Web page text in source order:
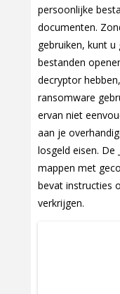
persoonlijke
documenten.
gebruiken, kunt u
bestanden
decryptor
ransomware
ervan niet
aan je
losgeld eisen. De
mappen met
bevat instructies
verkrijgen.